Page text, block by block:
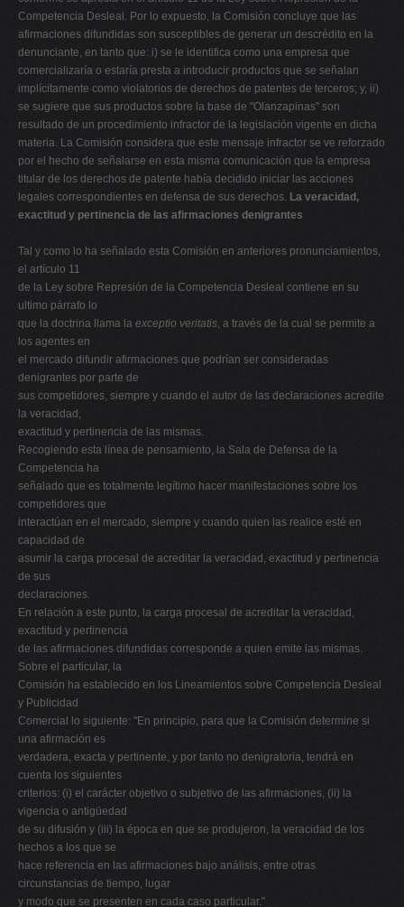
Competencia Desleal. Por lo expuesto, la Comisión concluye que las
afirmaciones difundidas son susceptibles de generar un descrédito en la
denunciante, en tanto que: i) se le identifica como una empresa que
comercializaría o estaría presta a introducir productos que se señalan
implícitamente como violatorios de derechos de patentes de terceros; y, ii)
se sugiere que sus productos sobre la base de "Olanzapinas" son
resultado de un procedimiento infractor de la legislación vigente en dicha
materia. La Comisión considera que este mensaje infractor se ve reforzado
por el hecho de señalarse en esta misma comunicación que la empresa
titular de los derechos de patente había decidido iniciar las acciones
legales correspondientes en defensa de sus derechos. La veracidad,
exactitud y pertinencia de las afirmaciones denigrantes
Tal y como lo ha señalado esta Comisión en anteriores pronunciamientos,
el artículo 11
de la Ley sobre Represión de la Competencia Desleal contiene en su
ultimo párrafo lo
que la doctrina llama la exceptio veritatis, a través de la cual se permite a
los agentes en
el mercado difundir afirmaciones que podrían ser consideradas
denigrantes por parte de
sus competidores, siempre y cuando el autor de las declaraciones acredite
la veracidad,
exactitud y pertinencia de las mismas.
Recogiendo esta línea de pensamiento, la Sala de Defensa de la
Competencia ha
señalado que es totalmente legítimo hacer manifestaciones sobre los
competidores que
interactúan en el mercado, siempre y cuando quien las realice esté en
capacidad de
asumir la carga procesal de acreditar la veracidad, exactitud y pertinencia
de sus
declaraciones.
En relación a este punto, la carga procesal de acreditar la veracidad,
exactitud y pertinencia
de las afirmaciones difundidas corresponde a quien emite las mismas.
Sobre el particular, la
Comisión ha establecido en los Lineamientos sobre Competencia Desleal
y Publicidad
Comercial lo siguiente: "En principio, para que la Comisión determine si
una afirmación es
verdadera, exacta y pertinente, y por tanto no denigratoria, tendrá en
cuenta los siguientes
criterios: (i) el carácter objetivo o subjetivo de las afirmaciones, (ii) la
vigencia o antigüedad
de su difusión y (iii) la época en que se produjeron, la veracidad de los
hechos a los que se
hace referencia en las afirmaciones bajo análisis, entre otras
circunstancias de tiempo, lugar
y modo que se presenten en cada caso particular."